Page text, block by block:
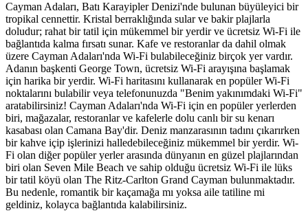
Cayman Adaları, Batı Karayipler Denizi'nde bulunan büyüleyici bir
tropikal cennettir. Kristal berraklığında sular ve bakir plajlarla
doludur; rahat bir tatil için mükemmel bir yerdir ve ücretsiz Wi-Fi ile
bağlantıda kalma fırsatı sunar. Kafe ve restoranlar da dahil olmak
üzere Cayman Adaları'nda Wi-Fi bulabileceğiniz birçok yer vardır.
Adanın başkenti George Town, ücretsiz Wi-Fi arayışına başlamak
için harika bir yerdir. Wi-Fi haritasını kullanarak en popüler Wi-Fi
noktalarını bulabilir veya telefonunuzda "Benim yakınımdaki Wi-Fi"
aratabilirsiniz! Cayman Adaları'nda Wi-Fi için en popüler yerlerden
biri, mağazalar, restoranlar ve kafelerle dolu canlı bir su kenarı
kasabası olan Camana Bay'dir. Deniz manzarasının tadını çıkarırken
bir kahve içip işlerinizi halledebileceğiniz mükemmel bir yerdir. Wi-
Fi olan diğer popüler yerler arasında dünyanın en güzel plajlarından
biri olan Seven Mile Beach ve sahip olduğu ücretsiz Wi-Fi ile lüks
bir tatil köyü olan The Ritz-Carlton Grand Cayman bulunmaktadır.
Bu nedenle, romantik bir kaçamağa mı yoksa aile tatiline mi
geldiniz, kolayca bağlantıda kalabilirsiniz.